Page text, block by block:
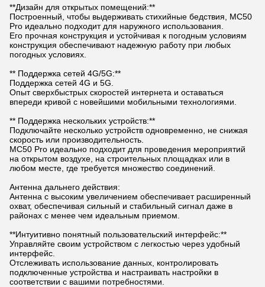
**Дизайн для открытых помещений:**
Построенный, чтобы выдерживать стихийные бедствия, MC50
Pro идеально подходит для наружного использования.
Его прочная конструкция и устойчивая к погодным условиям
конструкция обеспечивают надежную работу при любых
погодных условиях.
** Поддержка сетей 4G/5G:**
Поддержка сетей 4G и 5G.
Опыт сверхбыстрых скоростей интернета и оставаться
впереди кривой с новейшими мобильными технологиями.
** Поддержка нескольких устройств:**
Подключайте несколько устройств одновременно, не снижая
скорость или производительность.
MC50 Pro идеально подходит для проведения мероприятий
на открытом воздухе, на строительных площадках или в
любом месте, где требуется множество соединений.
Антенна дальнего действия:
Антенна с высоким увеличением обеспечивает расширенный
охват, обеспечивая сильный и стабильный сигнал даже в
районах с менее чем идеальным приемом.
**Интуитивно понятный пользовательский интерфейс:**
Управляйте своим устройством с легкостью через удобный
интерфейс.
Отслеживать использование данных, контролировать
подключенные устройства и настраивать настройки в
соответствии с вашими потребностями.